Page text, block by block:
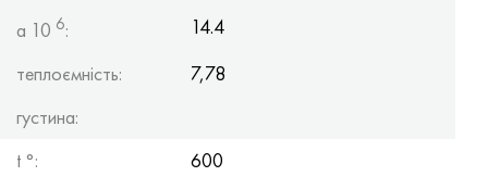
a 10 6:
14.4
теплоємність:
7,78
густина:
t °:
600